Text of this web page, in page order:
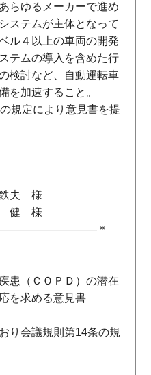
らゆるメーカーで進め
ステムが主体となって
ル４以上の車両の開発
テムの導入を含めた行
検討など、自動運転車
を加速すること。
規定により意見書を提
夫 様
健 様
＊
ＯＰＤ）の潜在
を求める意見書
り会議規則第14条の規